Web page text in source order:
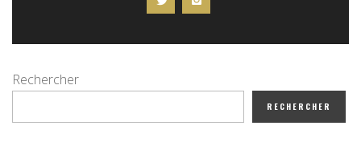
Rechercher
RECHERCHER